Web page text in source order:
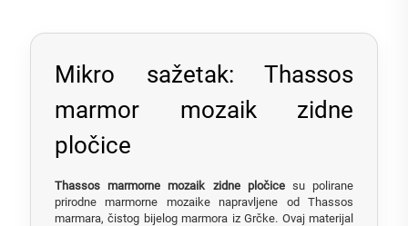
Mikro sažetak: Thassos
marmor mozaik zidne
pločice
Thassos marmorne mozaik zidne pločice su polirane
prirodne marmorne mozaike napravljene od Thassos
marmara, čistog bijelog marmora iz Grčke. Ovaj materijal